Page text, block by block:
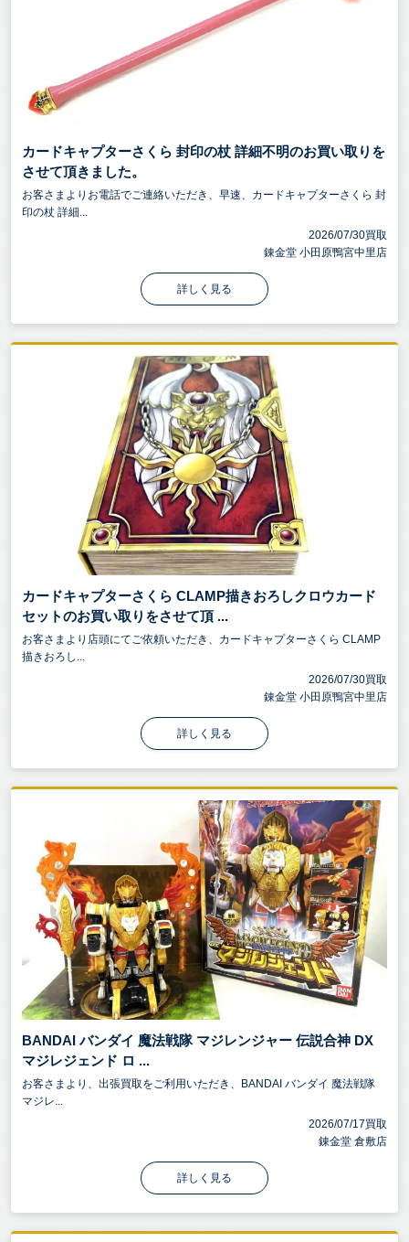
カードキャプターさくら 封印の杖 詳細不明のお買い取りを
させて頂きました。
お客さまよりお電話でご連絡いただき、早速、カードキャプターさくら 封
印の杖 詳細...
2026/07/30買取
錬金堂 小田原鴨宮中里店
詳しく見る
カードキャプターさくら CLAMP描きおろしクロウカード
セットのお買い取りをさせて頂 ...
お客さまより店頭にてご依頼いただき、カードキャプターさくら CLAMP
描きおろし...
2026/07/30買取
錬金堂 小田原鴨宮中里店
詳しく見る
BANDAI バンダイ 魔法戦隊 マジレンジャー 伝説合神 DX
マジレジェンド ロ ...
お客さまより、出張買取をご利用いただき、BANDAI バンダイ 魔法戦隊
マジレ...
2026/07/17買取
錬金堂 倉敷店
詳しく見る